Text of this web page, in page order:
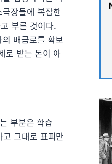
장들에 복잡한
부른 것이다.
배급로를 확보
로 받는 돈이 아
부분은 학습
그대로 표피만